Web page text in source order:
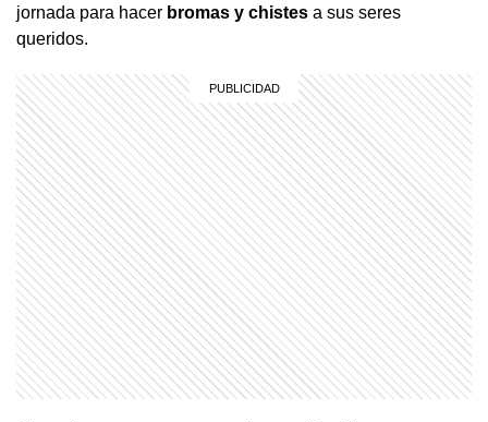
jornada para hacer bromas y chistes a sus seres
queridos.